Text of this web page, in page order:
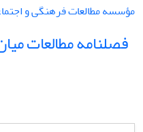
مؤسسه مطالعات فرهنگی و
فصلنامه مطالعات